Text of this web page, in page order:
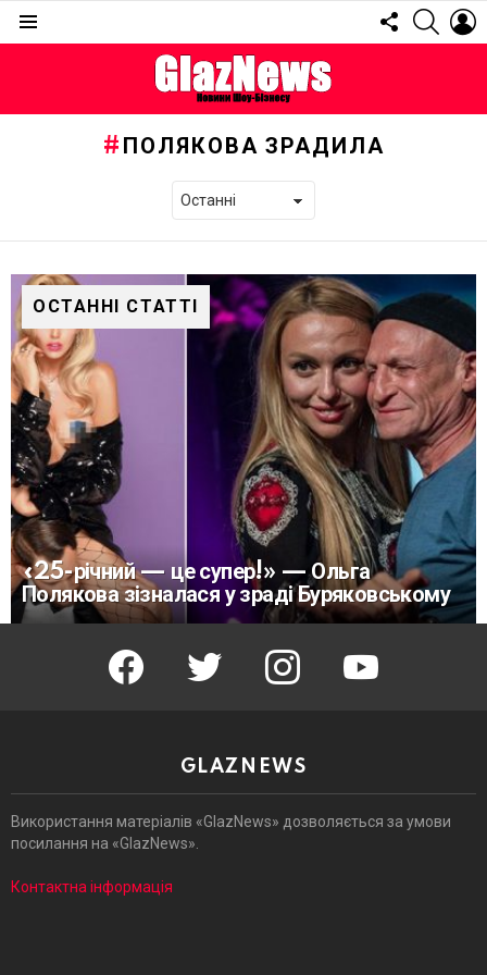
FOLLOW
US
ПОЛЯКОВА ЗРАДИЛА
ОСТАННІ СТАТТІ
«25-річний — це супер!» — Ольга
Полякова зізналася у зраді Буряковському
facebook twitter instagram youtube
GLAZNEWS
Використання матеріалів «GlazNews» дозволяється за умови
посилання на «GlazNews».
Контактна інформація